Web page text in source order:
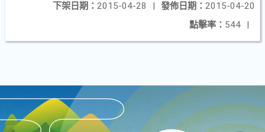
發佈日期： 2015-04-20
下架日期： 2015-04-28
|
點擊率： 544 |